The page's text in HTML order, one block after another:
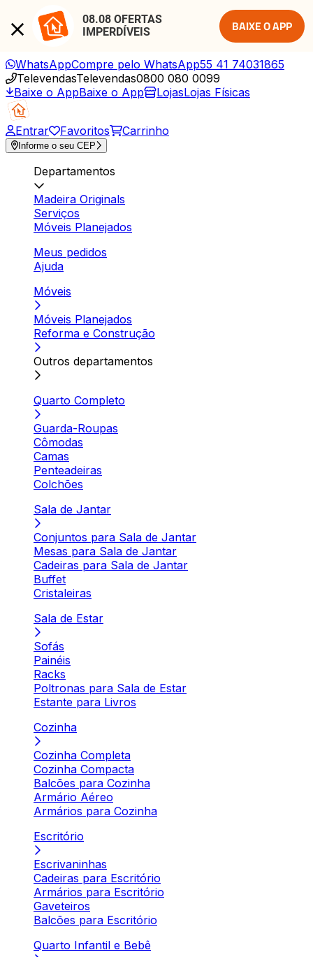
08.08 OFERTAS
IMPERDÍVEIS
BAIXE O APP
WhatsAppCompre pelo WhatsApp55 41 74031865
TelevendasTelevendas0800 080 0099
Baixe o AppBaixe o App LojasLojas Físicas
Entrar Favoritos Carrinho
Informe o seu CEP
Departamentos
Madeira Originals
Serviços
Móveis Planejados
Meus pedidos
Ajuda
Móveis
Móveis Planejados
Reforma e Construção
Outros departamentos
Quarto Completo
Guarda-Roupas
Cômodas
Camas
Penteadeiras
Colchões
Sala de Jantar
Conjuntos para Sala de Jantar
Mesas para Sala de Jantar
Cadeiras para Sala de Jantar
Buffet
Cristaleiras
Sala de Estar
Sofás
Painéis
Racks
Poltronas para Sala de Estar
Estante para Livros
Cozinha
Cozinha Completa
Cozinha Compacta
Balcões para Cozinha
Armário Aéreo
Armários para Cozinha
Escritório
Escrivaninhas
Cadeiras para Escritório
Armários para Escritório
Gaveteiros
Balcões para Escritório
Quarto Infantil e Bebê